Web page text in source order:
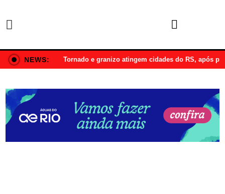
NEWS: Tornado e granizo atingem cidades do RS, após